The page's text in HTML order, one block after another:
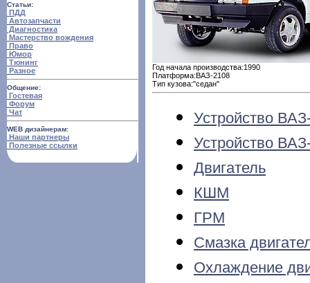
Год начала производства:1990
Платформа:ВАЗ-2108
Тип кузова:"седан"
Устройство
Устройство
Двигатель
КШМ
ГРМ
Смазка
Охлаждение
Статьи:
ПДД
Автозапчасти
Диагностика
Мастерство вождения
Право
Юмор
Тюнинг
Разное
Общение:
Гостевая
Форум
Чат
WEB дизайнерам:
Наши партнеры
Полезные ссылки